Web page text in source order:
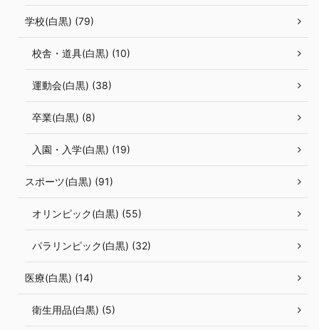
学校(白黒) (79)
校舎・道具(白黒) (10)
運動会(白黒) (38)
卒業(白黒) (8)
入園・入学(白黒) (19)
スポーツ(白黒) (91)
オリンピック(白黒) (55)
パラリンピック(白黒) (32)
医療(白黒) (14)
衛生用品(白黒) (5)